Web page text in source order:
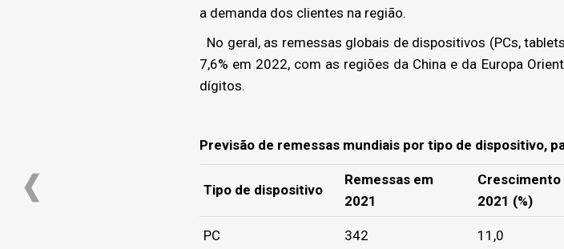
a demanda dos clientes na região.
No geral, as remessas globais de dispositivos (PCs,
7,6% em 2022, com as regiões da China e da Europa
dígitos.
Previsão de remessas mundiais por tipo de dispositivo,
Tipo de dispositivo
Remessas em
2021
Crescimento
2021 (%)
PC 342 11,0